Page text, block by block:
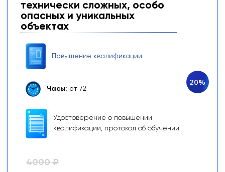
технически сложных, особо
опасных и уникальных
объектах
Повышение квалификации
Часы: от 72
Удостоверение о повышении
квалификации, протокол об обучении
20%
4000 ₽